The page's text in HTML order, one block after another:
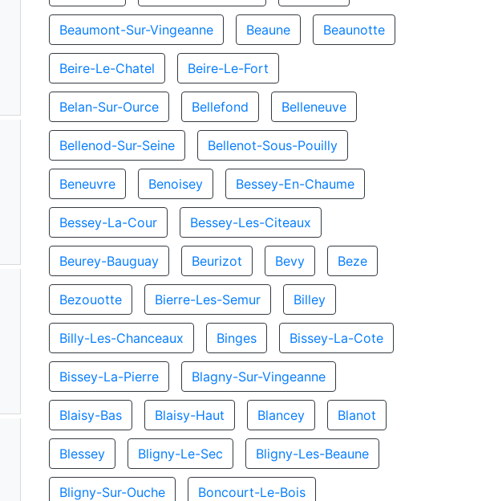
Beaumont-Sur-Vingeanne Beaune Beaunotte
Beire-Le-Chatel Beire-Le-Fort
Belan-Sur-Ource Bellefond Belleneuve
Bellenod-Sur-Seine Bellenot-Sous-Pouilly
Beneuvre Benoisey Bessey-En-Chaume
Bessey-La-Cour Bessey-Les-Citeaux
Beurey-Bauguay Beurizot Bevy Beze
Bezouotte Bierre-Les-Semur Billey
Billy-Les-Chanceaux Binges Bissey-La-Cote
Bissey-La-Pierre Blagny-Sur-Vingeanne
Blaisy-Bas Blaisy-Haut Blancey Blanot
Blessey Bligny-Le-Sec Bligny-Les-Beaune
Bligny-Sur-Ouche Boncourt-Le-Bois